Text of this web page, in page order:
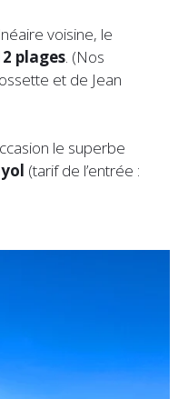
voisine, le
plages . (Nos
et de Jean
le superbe
(tarif de l’entrée :